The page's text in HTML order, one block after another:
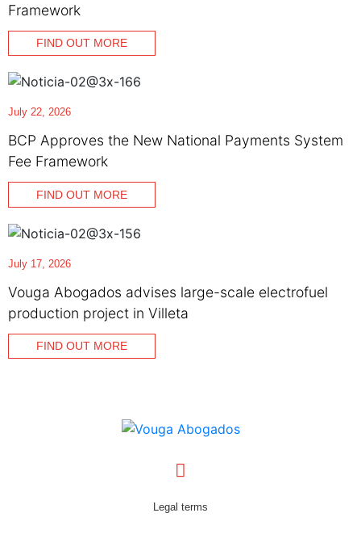
Framework
FIND OUT MORE
July 22, 2026
BCP Approves the New National Payments System
Fee Framework
FIND OUT MORE
July 17, 2026
Vouga Abogados advises large-scale electrofuel
production project in Villeta
FIND OUT MORE
Legal terms